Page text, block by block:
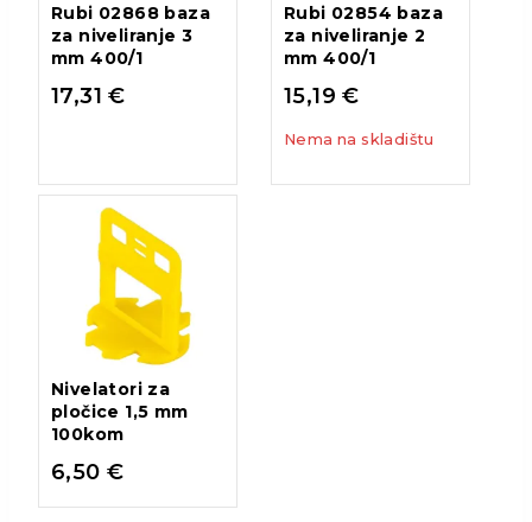
Rubi 02868 baza
za niveliranje 3
mm 400/1
17,31€
Rubi 02854 baza
za niveliranje 2
mm 400/1
15,19€
Nema na skladištu
Nivelatori za
pločice 1,5 mm
100kom
6,50 €